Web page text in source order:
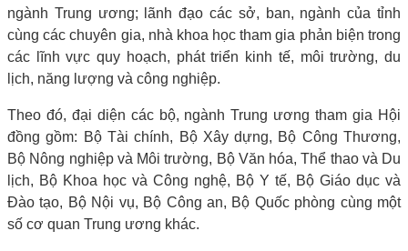
ngành Trung ương; lãnh đạo các sở, ban, ngành của tỉnh
cùng các chuyên gia, nhà khoa học tham gia phản biện trong
các lĩnh vực quy hoạch, phát triển kinh tế, môi trường, du
lịch, năng lượng và công nghiệp.
Theo đó, đại diện các bộ, ngành Trung ương tham gia Hội
đồng gồm: Bộ Tài chính, Bộ Xây dựng, Bộ Công Thương,
Bộ Nông nghiệp và Môi trường, Bộ Văn hóa, Thể thao và Du
lịch, Bộ Khoa học và Công nghệ, Bộ Y tế, Bộ Giáo dục và
Đào tạo, Bộ Nội vụ, Bộ Công an, Bộ Quốc phòng cùng một
số cơ quan Trung ương khác.